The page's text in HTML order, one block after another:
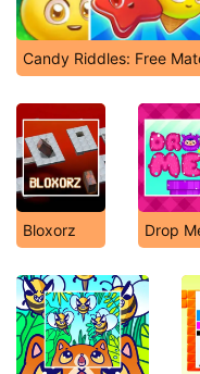
Candy Riddles: Free
Bloxorz Drop